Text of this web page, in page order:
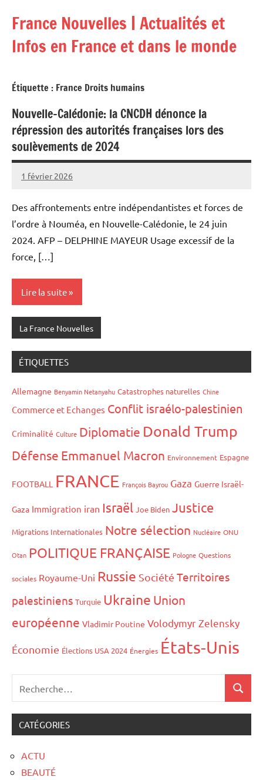
contenu
France Nouvelles | Actualités et
Infos en France et dans le monde
Étiquette : France Droits humains
Nouvelle-Calédonie: la CNCDH dénonce la
répression des autorités françaises lors des
soulèvements de 2024
1 février 2026
Admins
Des affrontements entre indépendantistes et forces de
l’ordre à Nouméa, en Nouvelle-Calédonie, le 24 juin
2024. AFP – DELPHINE MAYEUR Usage excessif de la
force, […]
Lire la suite
La France Nouvelles
ÉTIQUETTES
Allemagne Benyamin Netanyahu Catastrophes naturelles Chine
Commerce et Echanges Conflit israélo-palestinien
Criminalité Culture Diplomatie Donald Trump
Défense Emmanuel Macron Environnement Espagne
FOOTBALL FRANCE François Bayrou Gaza Guerre Israël-
Gaza Immigration iran Israël Joe Biden Justice
Migrations Internationales Notre sélection Nucléaire ONU
Otan POLITIQUE FRANÇAISE Pologne Questions
sociales Royaume-Uni Russie Société Territoires
palestiniens Turquie Ukraine Union
européenne Vladimir Poutine Volodymyr Zelensky
Économie Élections USA 2024 Énergies États-Unis
CATÉGORIES
ACTU
BEAUTÉ